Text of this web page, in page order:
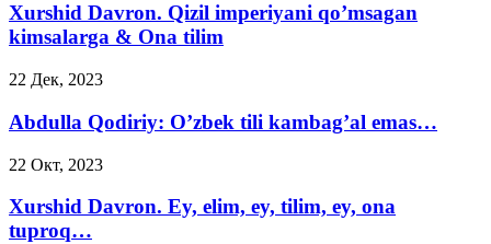
Xurshid Davron. Qizil imperiyani qo’msagan
kimsalarga & Ona tilim
22 Дек, 2023
Abdulla Qodiriy: O’zbek tili kambag’al emas…
22 Окт, 2023
Xurshid Davron. Ey, elim, ey, tilim, ey, ona
tuproq…